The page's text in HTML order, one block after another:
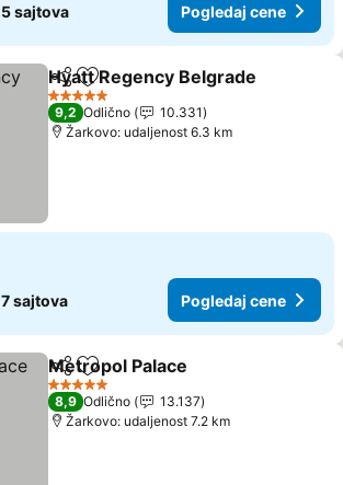
5 sajtova Pogledaj cene
Deli Dodati u favorite
Hyatt Regency Belgrade
5 Zvezdice
9,2 Odlično
10.331
Žarkovo: udaljenost 6.3 km
7 sajtova Pogledaj cene
Deli Dodati u favorite
Metropol Palace
5 Zvezdice
8,9 Odlično
13.137
Žarkovo: udaljenost 7.2 km